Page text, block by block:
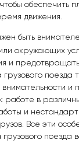
обеспечить
движения.
быть
окружающих
и
поезда
внимательности
работе в
и
Все эти
грузового поезда